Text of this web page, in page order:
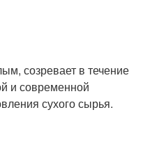
созревает в течение
и современной
сухого сырья.